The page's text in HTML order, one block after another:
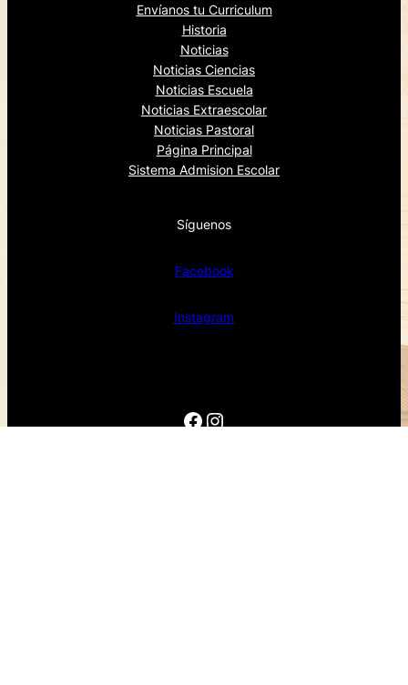
Envíanos tu Curriculum
Historia
Noticias
Noticias Ciencias
Noticias Escuela
Noticias Extraescolar
Noticias Pastoral
Página Principal
Sistema Admision Escolar
Síguenos
Facebook
Instagram
Facebook Instagram